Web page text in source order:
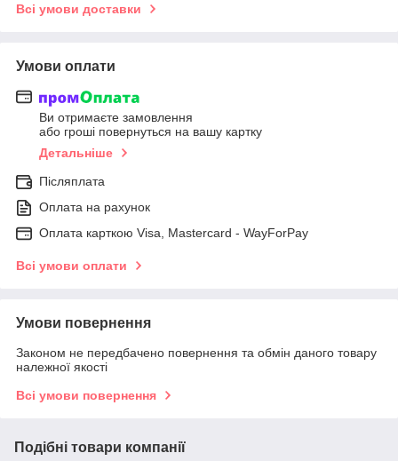
Всі умови доставки
Умови оплати
Ви отримаєте замовлення
або гроші повернуться на вашу картку
Детальніше
Післяплата
Оплата на рахунок
Оплата карткою Visa, Mastercard - WayForPay
Всі умови оплати
Умови повернення
Законом не передбачено повернення та обмін даного товару
належної якості
Всі умови повернення
Подібні товари компанії